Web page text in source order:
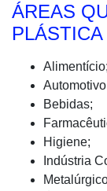
ÁREAS
Alimentício;
Bebidas;
Higiene;
Indústria